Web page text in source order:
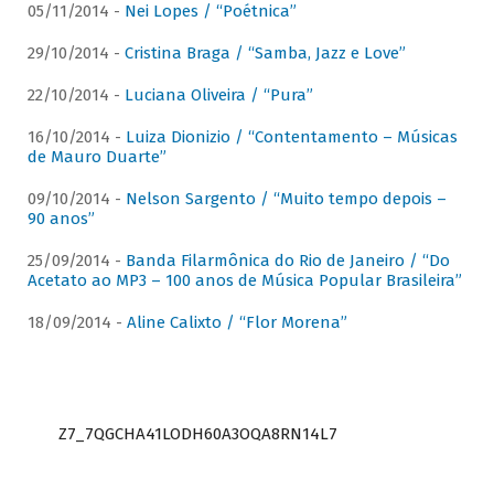
05/11/2014 - Nei Lopes / “Poétnica”
29/10/2014 - Cristina Braga / “Samba, Jazz e Love”
22/10/2014 - Luciana Oliveira / “Pura”
16/10/2014 - Luiza Dionizio / “Contentamento – Músicas
de Mauro Duarte”
09/10/2014 - Nelson Sargento / “Muito tempo depois –
90 anos”
25/09/2014 - Banda Filarmônica do Rio de Janeiro / “Do
Acetato ao MP3 – 100 anos de Música Popular Brasileira”
18/09/2014 - Aline Calixto / “Flor Morena”
Z7_7QGCHA41LODH60A3OQA8RN14L7